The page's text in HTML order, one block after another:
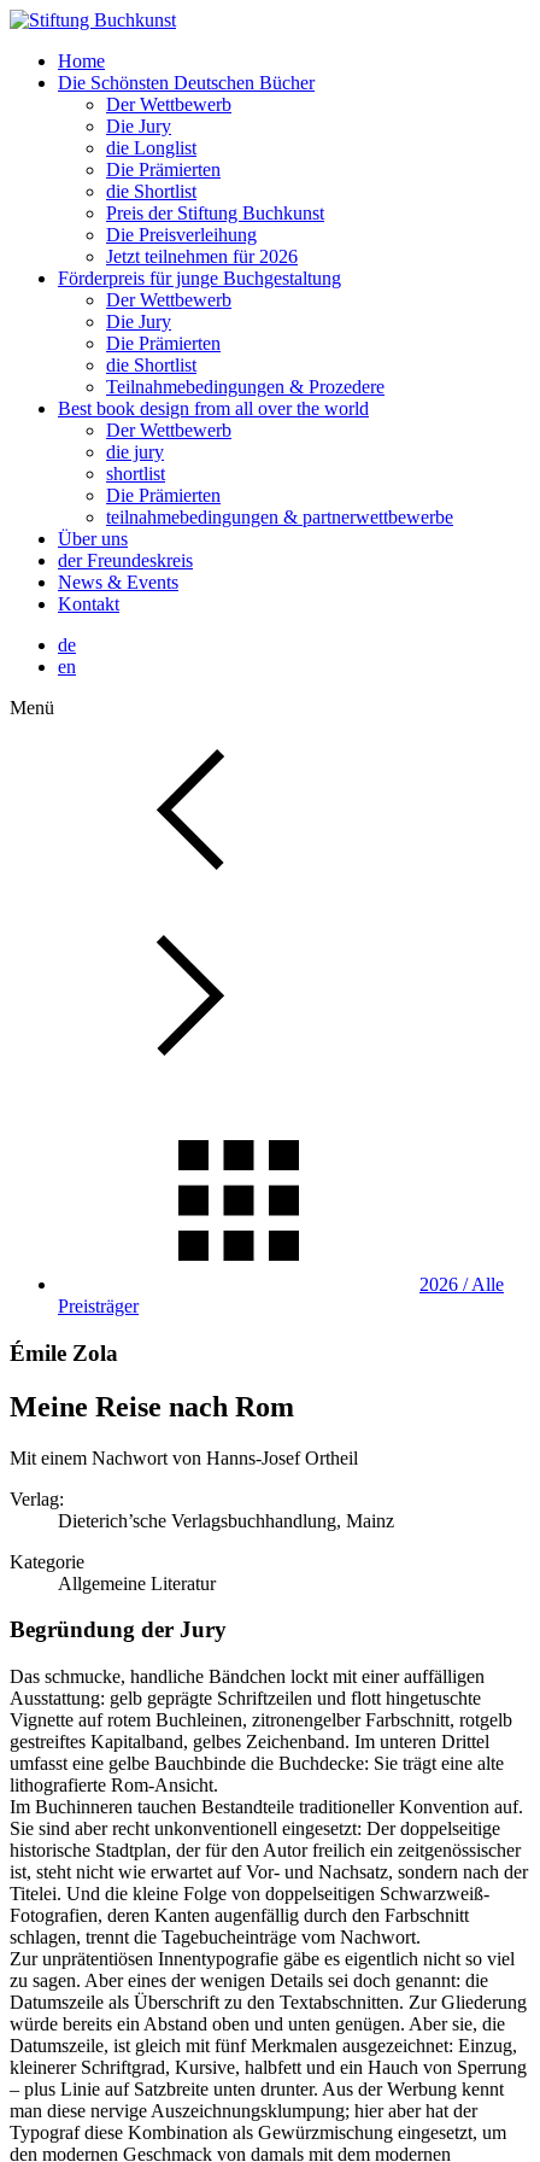
Home
Die Schönsten Deutschen Bücher
Der Wettbewerb
Die Jury
die Longlist
Die Prämierten
die Shortlist
Preis der Stiftung Buchkunst
Die Preisverleihung
Jetzt teilnehmen für 2026
Förderpreis für junge Buchgestaltung
Der Wettbewerb
Die Jury
Die Prämierten
die Shortlist
Teilnahmebedingungen & Prozedere
Best book design from all over the world
Der Wettbewerb
die jury
shortlist
Die Prämierten
teilnahmebedingungen & partnerwettbewerbe
Über uns
der Freundeskreis
News & Events
Kontakt
de
en
Menü
2026 / Alle
Preisträger
Émile Zola
Meine Reise nach Rom
Mit einem Nachwort von Hanns-Josef Ortheil
Verlag:
Dieterich’sche Verlagsbuchhandlung, Mainz
Kategorie
Allgemeine Literatur
Begründung der Jury
Das schmucke, handliche Bändchen lockt mit einer auffälligen
Ausstattung: gelb geprägte Schriftzeilen und flott hingetuschte
Vignette auf rotem Buchleinen, zitronengelber Farbschnitt, rotgelb
gestreiftes Kapitalband, gelbes Zeichenband. Im unteren Drittel
umfasst eine gelbe Bauchbinde die Buchdecke: Sie trägt eine alte
lithografierte Rom-Ansicht.
Im Buchinneren tauchen Bestandteile traditioneller Konvention auf.
Sie sind aber recht unkonventionell eingesetzt: Der doppelseitige
historische Stadtplan, der für den Autor freilich ein zeitgenössischer
ist, steht nicht wie erwartet auf Vor- und Nachsatz, sondern nach der
Titelei. Und die kleine Folge von doppelseitigen Schwarzweiß-
Fotografien, deren Kanten augenfällig durch den Farbschnitt
schlagen, trennt die Tagebucheinträge vom Nachwort.
Zur unprätentiösen Innentypografie gäbe es eigentlich nicht so viel
zu sagen. Aber eines der wenigen Details sei doch genannt: die
Datumszeile als Überschrift zu den Textabschnitten. Zur Gliederung
würde bereits ein Abstand oben und unten genügen. Aber sie, die
Datumszeile, ist gleich mit fünf Merkmalen ausgezeichnet: Einzug,
kleinerer Schriftgrad, Kursive, halbfett und ein Hauch von Sperrung
– plus Linie auf Satzbreite unten drunter. Aus der Werbung kennt
man diese nervige Auszeichnungsklumpung; hier aber hat der
Typograf diese Kombination als Gewürzmischung eingesetzt, um
den modernen Geschmack von damals mit dem modernen